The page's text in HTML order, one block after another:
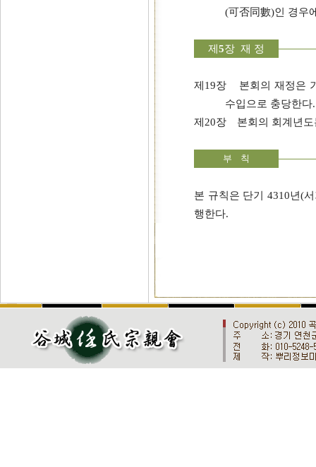
(可否同數)인 경우
제 5장 재 정
제19장 본회의 재정은
수입으로 충당한다.
제20장 본회의 회계년도
부 칙
본 규칙은 단기 4310년(
행한다.